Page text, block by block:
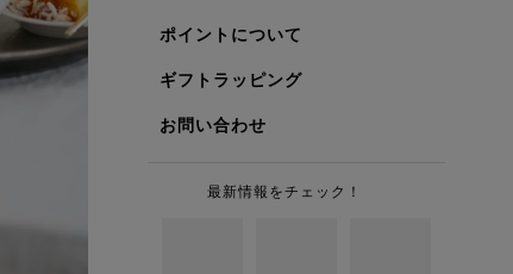
ポイントについて
ギフトラッピング
お問い合わせ
最新情報をチェック！